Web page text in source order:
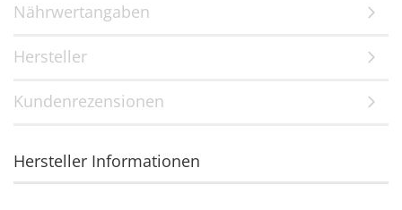
Nährwertangaben
Hersteller
Kundenrezensionen
Hersteller Informationen